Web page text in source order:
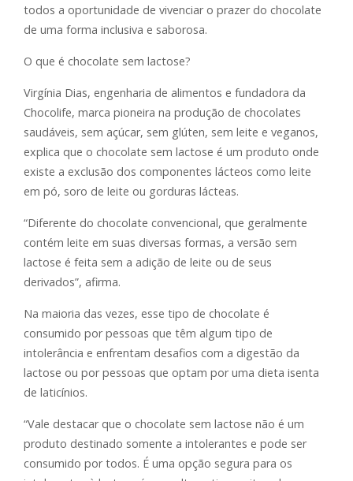
todos a oportunidade de vivenciar o prazer do chocolate
de uma forma inclusiva e saborosa.
O que é chocolate sem lactose?
Virgínia Dias, engenharia de alimentos e fundadora da
Chocolife, marca pioneira na produção de chocolates
saudáveis, sem açúcar, sem glúten, sem leite e veganos,
explica que o chocolate sem lactose é um produto onde
existe a exclusão dos componentes lácteos como leite
em pó, soro de leite ou gorduras lácteas.
“Diferente do chocolate convencional, que geralmente
contém leite em suas diversas formas, a versão sem
lactose é feita sem a adição de leite ou de seus
derivados”, afirma.
Na maioria das vezes, esse tipo de chocolate é
consumido por pessoas que têm algum tipo de
intolerância e enfrentam desafios com a digestão da
lactose ou por pessoas que optam por uma dieta isenta
de laticínios.
“Vale destacar que o chocolate sem lactose não é um
produto destinado somente a intolerantes e pode ser
consumido por todos. É uma opção segura para os